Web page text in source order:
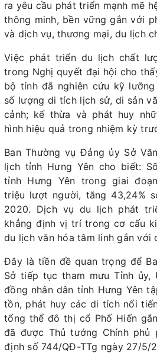
ra yêu cầu phát triển mạnh mẽ
thông minh, bền vững gắn với
và dịch vụ, thương mại, du lịch
Việc phát triển du lịch chất
trong Nghị quyết đại hội cho
bộ tỉnh đã nghiên cứu kỹ
số lượng di tích lịch sử, di sản
cảnh; kế thừa và phát huy
hình hiệu quả trong nhiệm kỳ
Ban Thường vụ Đảng ủy Sở
lịch tỉnh Hưng Yên cho biết:
tỉnh Hưng Yên trong giai
triệu lượt người, tăng 43,24%
2020. Dịch vụ du lịch phát
khẳng định vị trí trong cơ cấu
du lịch văn hóa tâm linh gắn với
Đây là tiền đề quan trọng để
Sở tiếp tục tham mưu Tỉnh ủy,
đồng nhân dân tỉnh Hưng Yên
tồn, phát huy các di tích nổi
tổng thể đô thị cổ Phố Hiến
đã được Thủ tướng Chính phủ
định số 744/QĐ-TTg ngày 27/5/